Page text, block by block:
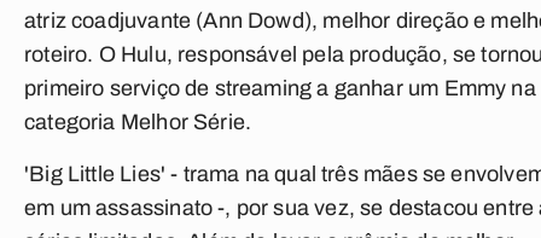
atriz coadjuvante (Ann Dowd), melhor direção e
roteiro. O Hulu, responsável pela produção, se
primeiro serviço de streaming a ganhar um Emmy na
categoria Melhor Série.
'Big Little Lies' - trama na qual três mães se
em um assassinato -, por sua vez, se destacou entre